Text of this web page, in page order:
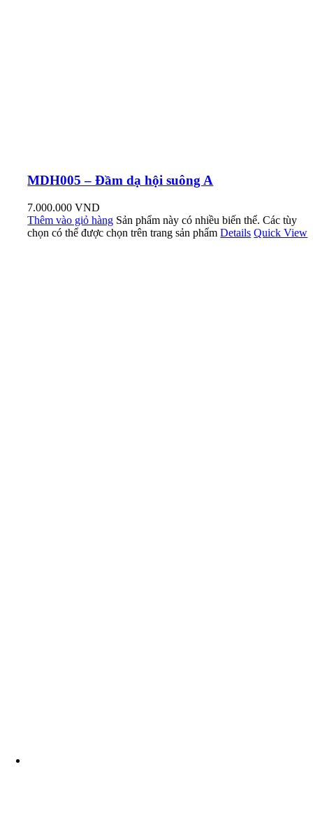
MDH005 – Đầm dạ hội suông A
7.000.000VND
Thêm vào giỏ hàng Sản phẩm này có nhiều biến thể. Các tùy
chọn có thể được chọn trên trang sản phẩmDetails Quick View